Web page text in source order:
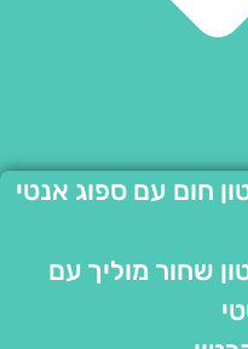
חום עם ספוג אנטי
שחור מוליך עם